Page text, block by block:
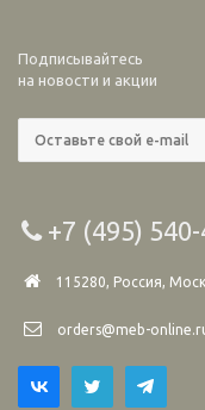
Подписывайтесь
на новости и акции
+7 (495) 540-
115280, Россия,
orders@meb-